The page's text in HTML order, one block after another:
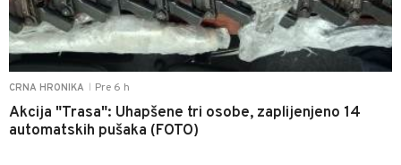
CRNA HRONIKA Pre 6 h
Akcija "Trasa": Uhapšene tri osobe, zaplijenjeno 14
automatskih pušaka (FOTO)